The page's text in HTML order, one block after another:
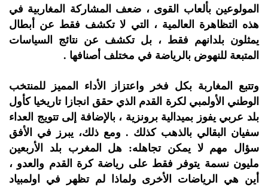
المولوعين بألعاب القوى ، ضعف المشاركة المغاربية في
هذه التظاهرة العالمية ، التي لا تكشف فقط عن أبطال
يمثلون بلدانهم فقط ، بل تكشف عن نتائج السياسات
المتبعة للنهوض بالرياضة في مختلف أصنافها .
وتتبع المغاربة بكل فخر واعتزاز الأداء المميز للمنتخب
الوطني الأولمبي لكرة القدم الذي حقق انجازا تاريخيا كأول
بلد عربي يفوز بميدالية برونزية ، بالإضافة إلى تتويج العداء
سفيان البقالي بالذهب كذلك . ومع ذلك، يبرز في الأفق
سؤال مهم لا يمكن تجاهله: هل المغرب بلد الأربعين
مليون نسمة يتوفر فقط على رياضة كرة القدم والعدو ،
أين هي الرياضات الأخرى ولماذا لم تظهر في اولمبياد